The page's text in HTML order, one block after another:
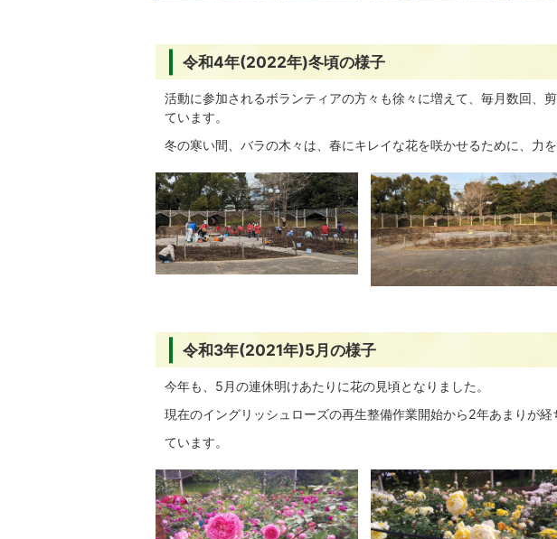
令和4年(2022年)冬頃の様子
活動に参加されるボランティアの方々も徐々に増えて、毎月数回、
ています。
冬の寒い間、バラの木々は、春にキレイな花を咲かせるために、力を
令和3年(2021年)5月の様子
今年も、5月の連休明けあたりに花の見頃となりました。
現在のイングリッシュローズの再生整備作業開始から2年あまりが
ています。